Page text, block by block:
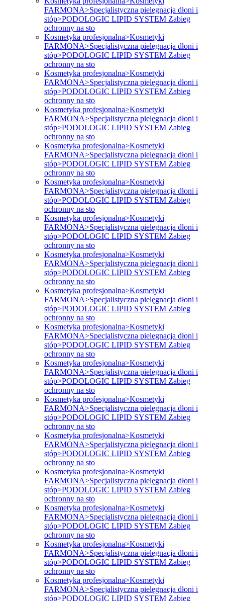
FARMONA>Specjalistyczna pielęgnacja dłoni i
stóp>PODOLOGIC LIPID SYSTEM Zabieg
ochronny na sto
Kosmetyka profesjonalna>Kosmetyki
FARMONA>Specjalistyczna pielęgnacja dłoni i
stóp>PODOLOGIC LIPID SYSTEM Zabieg
ochronny na sto
Kosmetyka profesjonalna>Kosmetyki
FARMONA>Specjalistyczna pielęgnacja dłoni i
stóp>PODOLOGIC LIPID SYSTEM Zabieg
ochronny na sto
Kosmetyka profesjonalna>Kosmetyki
FARMONA>Specjalistyczna pielęgnacja dłoni i
stóp>PODOLOGIC LIPID SYSTEM Zabieg
ochronny na sto
Kosmetyka profesjonalna>Kosmetyki
FARMONA>Specjalistyczna pielęgnacja dłoni i
stóp>PODOLOGIC LIPID SYSTEM Zabieg
ochronny na sto
Kosmetyka profesjonalna>Kosmetyki
FARMONA>Specjalistyczna pielęgnacja dłoni i
stóp>PODOLOGIC LIPID SYSTEM Zabieg
ochronny na sto
Kosmetyka profesjonalna>Kosmetyki
FARMONA>Specjalistyczna pielęgnacja dłoni i
stóp>PODOLOGIC LIPID SYSTEM Zabieg
ochronny na sto
Kosmetyka profesjonalna>Kosmetyki
FARMONA>Specjalistyczna pielęgnacja dłoni i
stóp>PODOLOGIC LIPID SYSTEM Zabieg
ochronny na sto
Kosmetyka profesjonalna>Kosmetyki
FARMONA>Specjalistyczna pielęgnacja dłoni i
stóp>PODOLOGIC LIPID SYSTEM Zabieg
ochronny na sto
Kosmetyka profesjonalna>Kosmetyki
FARMONA>Specjalistyczna pielęgnacja dłoni i
stóp>PODOLOGIC LIPID SYSTEM Zabieg
ochronny na sto
Kosmetyka profesjonalna>Kosmetyki
FARMONA>Specjalistyczna pielęgnacja dłoni i
stóp>PODOLOGIC LIPID SYSTEM Zabieg
ochronny na sto
Kosmetyka profesjonalna>Kosmetyki
FARMONA>Specjalistyczna pielęgnacja dłoni i
stóp>PODOLOGIC LIPID SYSTEM Zabieg
ochronny na sto
Kosmetyka profesjonalna>Kosmetyki
FARMONA>Specjalistyczna pielęgnacja dłoni i
stóp>PODOLOGIC LIPID SYSTEM Zabieg
ochronny na sto
Kosmetyka profesjonalna>Kosmetyki
FARMONA>Specjalistyczna pielęgnacja dłoni i
stóp>PODOLOGIC LIPID SYSTEM Zabieg
ochronny na sto
Kosmetyka profesjonalna>Kosmetyki
FARMONA>Specjalistyczna pielęgnacja dłoni i
stóp>PODOLOGIC LIPID SYSTEM Zabieg
ochronny na sto
Kosmetyka profesjonalna>Kosmetyki
FARMONA>Specjalistyczna pielęgnacja dłoni i
stóp>PODOLOGIC LIPID SYSTEM Zabieg
ochronny na sto
Kosmetyka profesjonalna>Kosmetyki
FARMONA>Specjalistyczna pielęgnacja dłoni i
stóp>PODOLOGIC LIPID SYSTEM Zabieg